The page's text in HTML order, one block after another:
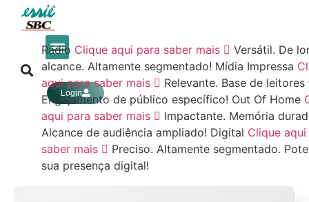
Login
Rádio Clique aqui para saber mais
Versátil. De
alcance. Altamente segmentado! Mídia Impressa
aqui para saber mais
Relevante. Base de leitores
Engajamento de público específico! Out Of Home
aqui para saber mais
Impactante. Memória
Alcance de audiência ampliado! Digital Clique
saber mais
Preciso. Altamente segmentado.
sua presença digital!